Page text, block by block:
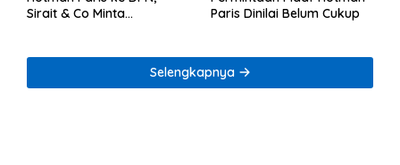
Sirait & Co Minta
Paris Dinilai Belum Cukup
Selengkapnya